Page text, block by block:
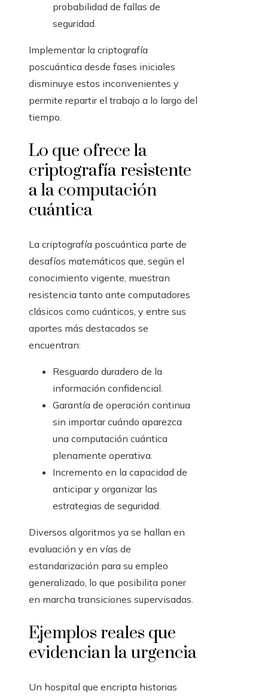
probabilidad de fallas de
seguridad.
Implementar la criptografía
poscuántica desde fases iniciales
disminuye estos inconvenientes y
permite repartir el trabajo a lo largo del
tiempo.
Lo que ofrece la
criptografía resistente
a la computación
cuántica
La criptografía poscuántica parte de
desafíos matemáticos que, según el
conocimiento vigente, muestran
resistencia tanto ante computadores
clásicos como cuánticos, y entre sus
aportes más destacados se
encuentran:
Resguardo duradero de la
información confidencial.
Garantía de operación continua
sin importar cuándo aparezca
una computación cuántica
plenamente operativa.
Incremento en la capacidad de
anticipar y organizar las
estrategias de seguridad.
Diversos algoritmos ya se hallan en
evaluación y en vías de
estandarización para su empleo
generalizado, lo que posibilita poner
en marcha transiciones supervisadas.
Ejemplos reales que
evidencian la urgencia
Un hospital que encripta historias